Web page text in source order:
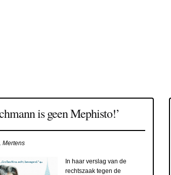
is geen Mephisto!’
Mertens
In haar verslag van de
rechtszaak tegen de